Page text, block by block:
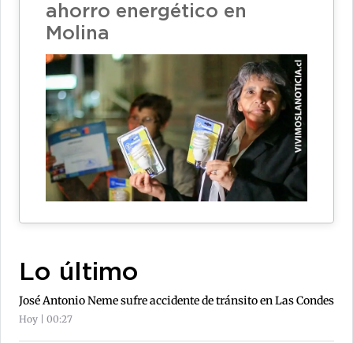
ahorro energético en
Molina
Lo último
José Antonio Neme sufre accidente de tránsito en Las Condes
Hoy | 00:27